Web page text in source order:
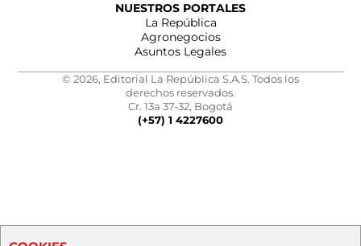
NUESTROS PORTALES
La República
Agronegocios
Asuntos Legales
© 2026, Editorial La República S.A.S. Todos los
derechos reservados.
Cr. 13a 37-32, Bogotá
(+57) 1 4227600